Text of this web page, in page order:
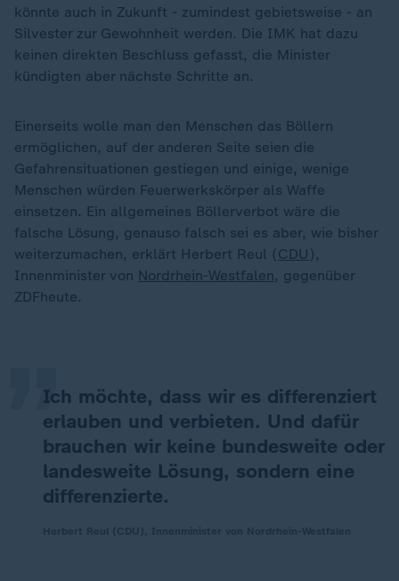
könnte auch in Zukunft - zumindest gebietsweise - an
Silvester zur Gewohnheit werden. Die IMK hat dazu
keinen direkten Beschluss gefasst, die Minister
kündigten aber nächste Schritte an.
Einerseits wolle man den Menschen das Böllern
ermöglichen, auf der anderen Seite seien die
Gefahrensituationen gestiegen und einige, wenige
Menschen würden Feuerwerkskörper als Waffe
einsetzen. Ein allgemeines Böllerverbot wäre die
falsche Lösung, genauso falsch sei es aber, wie bisher
weiterzumachen, erklärt Herbert Reul (CDU ),
Innenminister von Nordrhein-Westfalen, gegenüber
ZDFheute.
Ich möchte, dass wir es differenziert
erlauben und verbieten. Und dafür
brauchen wir keine bundesweite oder
landesweite Lösung, sondern eine
differenzierte.
„